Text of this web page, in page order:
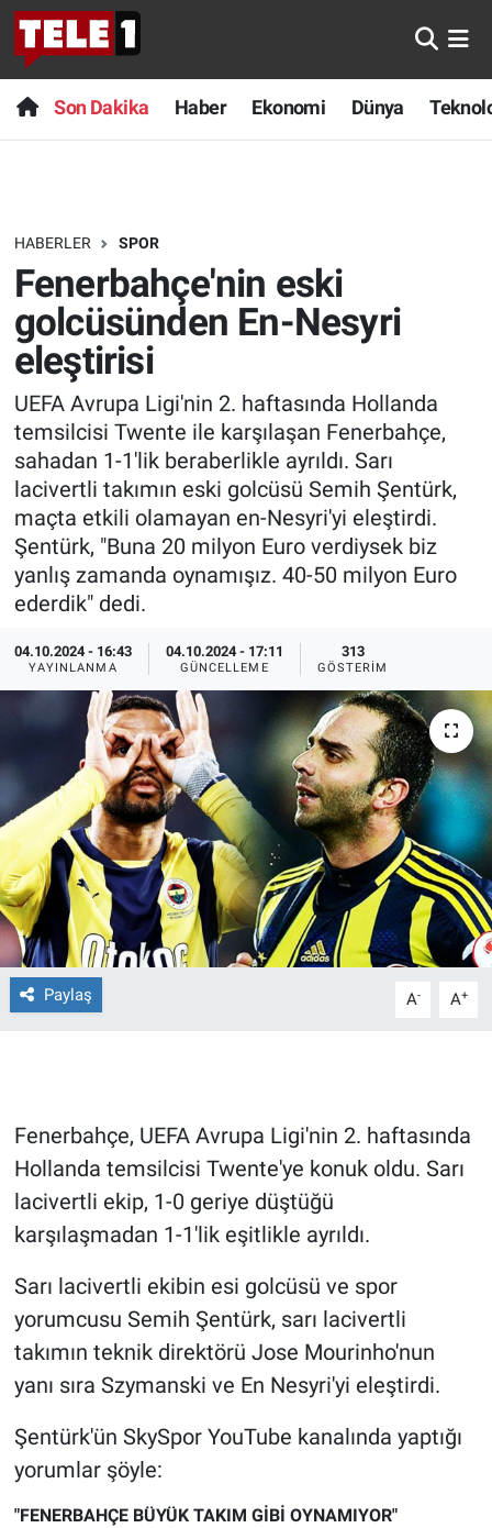
Son Dakika Haber Ekonomi Dünya
HABERLER SPOR
Fenerbahçe'nin eski
golcüsünden En-Nesyri
eleştirisi
UEFA Avrupa Ligi'nin 2. haftasında Hollanda
temsilcisi Twente ile karşılaşan Fenerbahçe,
sahadan 1-1'lik beraberlikle ayrıldı. Sarı
lacivertli takımın eski golcüsü Semih Şentürk,
maçta etkili olamayan en-Nesyri'yi eleştirdi.
Şentürk, "Buna 20 milyon Euro verdiysek biz
yanlış zamanda oynamışız. 40-50 milyon Euro
ederdik" dedi.
04.10.2024 - 16:43
YAYINLANMA
04.10.2024 - 17:11
GÜNCELLEME
313
GÖSTERIM
Paylaş A- A+
Fenerbahçe, UEFA Avrupa Ligi'nin 2. haftasında
Hollanda temsilcisi Twente'ye konuk oldu. Sarı
lacivertli ekip, 1-0 geriye düştüğü
karşılaşmadan 1-1'lik eşitlikle ayrıldı.
Sarı lacivertli ekibin esi golcüsü ve spor
yorumcusu Semih Şentürk, sarı lacivertli
takımın teknik direktörü Jose Mourinho'nun
yanı sıra Szymanski ve En Nesyri'yi eleştirdi.
Şentürk'ün SkySpor YouTube kanalında yaptığı
yorumlar şöyle:
"FENERBAHÇE BÜYÜK TAKIM GİBİ OYNAMIYOR"
Anında Manşet
Başka Sohbetler
Bilim turu
Bilim ve Teknoloji Evreni
Doğa Konuşuyor
Dünya
Ege Saati
Ege'den Esintiler
Eğitim
Eğlence
Ekonomi
Forum
Gerçeğin İzinde
Gün Başlıyor
Gün Bitiyor
Gün Ortası
Haber
İlan
Koronavirüs
Kültür Sanat
Ne demişti
Nedir
Son Dakika
Haber
Dünya
Teknoloji
Sağlık
Spor
Yayın Akışı
İletişim
Nöbetçi Eczaneler
Hava Durumu
Trafik Durumu
Süper Lig Puan Durumu ve Fikstür
Tüm Manşetler
Son Dakika Haberleri
Haber Arşivi